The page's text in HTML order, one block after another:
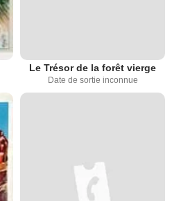
Le Trésor de la forêt vierge
Date de sortie inconnue